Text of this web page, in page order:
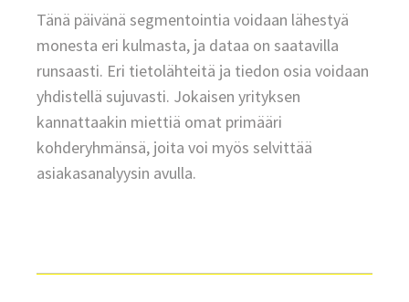
Tänä päivänä segmentointia voidaan lähestyä
monesta eri kulmasta, ja dataa on saatavilla
runsaasti. Eri tietolähteitä ja tiedon osia voidaan
yhdistellä sujuvasti. Jokaisen yrityksen
kannattaakin miettiä omat primääri
kohderyhmänsä, joita voi myös selvittää
asiakasanalyysin avulla.